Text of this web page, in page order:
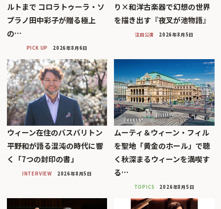
ルトまで コロラトゥーラ・ソ
プラノ田中彩子が贈る極上
の…
PICK UP 2026年8月6日
り×和洋古楽器で幻想の世界
を描き出す『夜叉が池物語』
注目公演 2026年8月5日
ウィーン在住のバスバリトン
平野和が語る混沌の時代に響
く「7つの封印の書」
INTERVIEW 2026年8月5日
ムーティ＆ウィーン・フィル
を聖地「黄金のホール」で聴
く秋深まるウィーンを満喫す
る…
TOPICS 2026年8月5日